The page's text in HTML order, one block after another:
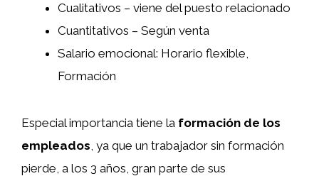
Cualitativos – viene del puesto relacionado
Cuantitativos – Según venta
Salario emocional: Horario flexible,
Formación
Especial importancia tiene la formación de los
empleados, ya que un trabajador sin formación
pierde, a los 3 años, gran parte de sus